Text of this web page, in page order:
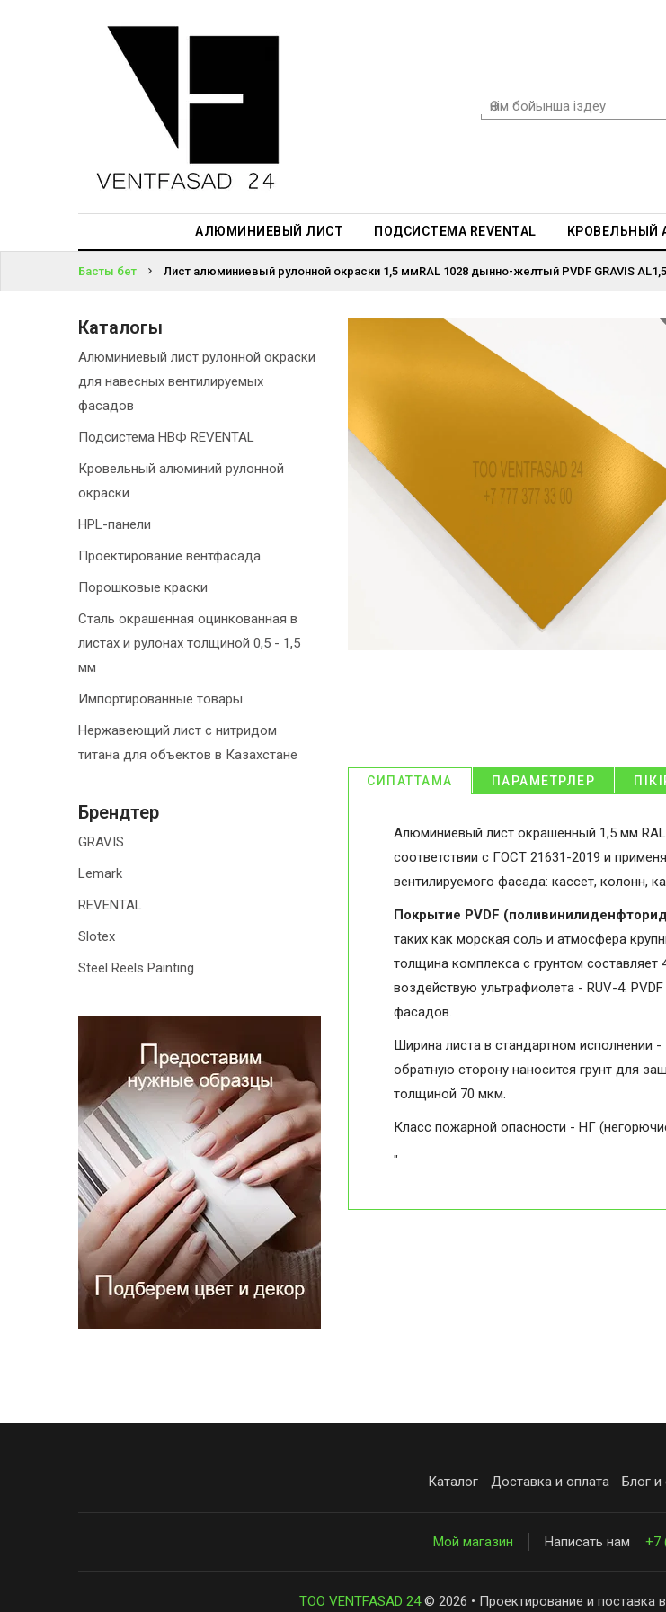
АЛЮМИНИЕВЫЙ ЛИСТ ПОДСИСТЕМА REVENTAL КРОВЕЛЬНЫЙ
АЛЮМИНИЕВЫЙ
ПРОЕКТИРОВАНИЕ
КІРІҢІЗ
ПАРОЛЬДІ
БА?
Басты бет Лист алюминиевый рулонной окраски 1,5 ммRAL 1028 дынно-желтый PVDF GRAVIS
СИПАТТАМА ПАРАМЕТРЛЕР
Алюминиевый лист окрашенный 1,5 мм
соответствии с ГОСТ 21631-2019 и
вентилируемого фасада: кассет, колонн,
Покрытие PVDF
таких как морская соль и атмосфера
толщина комплекса с грунтом составляет
воздействую ультрафиолета - RUV-4.
фасадов.
Ширина листа в стандартном исполнении
обратную сторону наносится грунт для
толщиной 70 мкм.
Класс пожарной опасности - НГ
"
Каталогы
Алюминиевый лист рулонной окраски
для навесных вентилируемых
фасадов
Подсистема НВФ REVENTAL
Кровельный алюминий рулонной
окраски
HPL-панели
Проектирование вентфасада
Порошковые краски
Сталь окрашенная оцинкованная в
листах и рулонах толщиной 0,5 - 1,5
мм
Импортированные товары
Нержавеющий лист с нитридом
титана для объектов в Казахстане
Брендтер
GRAVIS
Lemark
REVENTAL
Slotex
Steel Reels Painting
Каталог Доставка и оплата Блог и
Мой магазин Написать нам +7
ТОО VENTFASAD 24© 2026 • Проектирование и поставка